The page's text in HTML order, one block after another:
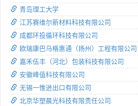
青岛理工大学
江苏赛维尔新材料科技有限公司
成都环投循环科技有限公司
欧瑞康巴马格惠通（扬州）工程有限公司
嘉禾伍丰（河北）包装科技有限公司
安徽峰值科技有限公司
无锡一惟进出口有限公司
北京华塑晨光科技有限责任公司